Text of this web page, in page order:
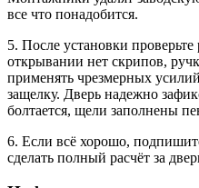
все что понадобится.
5. После установки
открывании нет скрипов,
применять чрезмерных
защелку. Дверь надежно
болтается, щели заполнены
6. Если всё хорошо,
сделать полный расчёт за